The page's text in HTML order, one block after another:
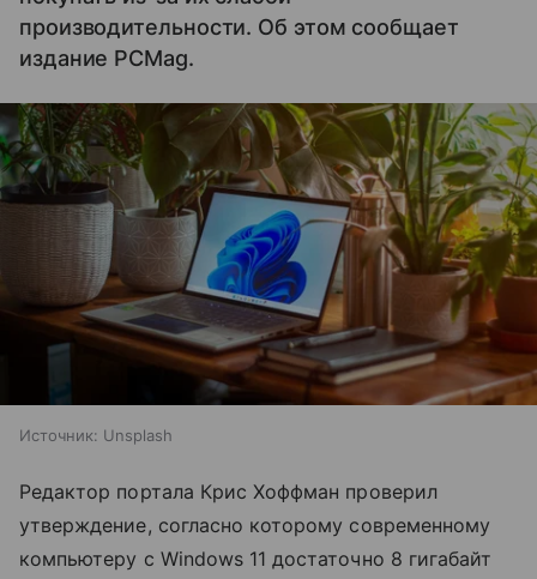
производительности. Об этом сообщает
издание PCMag.
Источник: Unsplash
Редактор портала Крис Хоффман проверил
утверждение, согласно которому современному
компьютеру с Windows 11 достаточно 8 гигабайт